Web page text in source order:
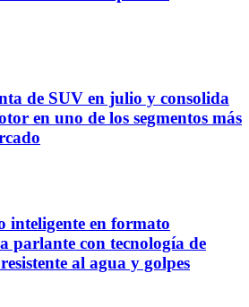
de SUV en julio y consolida
en uno de los segmentos más
inteligente en formato
parlante con tecnología de
al agua y golpes